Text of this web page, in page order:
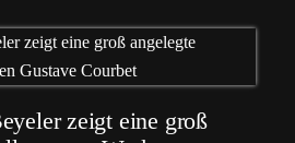
zeigt eine groß